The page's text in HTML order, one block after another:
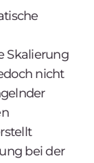
Skalierung
nicht
bei der